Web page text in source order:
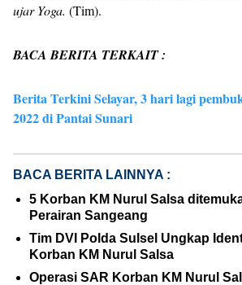
ujar Yoga. (Tim).
BACA BERITA TERKAIT :
Berita Terkini Selayar, 3 hari lagi
2022 di Pantai Sunari
BACA BERITA LAINNYA :
5 Korban KM Nurul Salsa
Perairan Sangeang
Tim DVI Polda Sulsel Ungkap
Korban KM Nurul Salsa
Operasi SAR Korban KM Nurul